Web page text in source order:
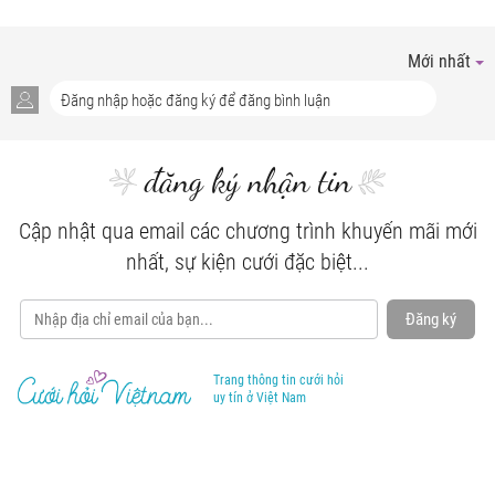
Mới nhất
đăng ký nhận tin
Cập nhật qua email các chương trình khuyến mãi mới
nhất, sự kiện cưới đặc biệt...
Đăng ký
Trang thông tin cưới hỏi
uy tín ở Việt Nam